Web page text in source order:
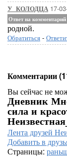
У_КОЛОДЦА 17-
Ответ на
родной.
Обратиться -
Комментарии
Вы сейчас не
Дневник
сила и
Лента друзей
Добавить в
Страницы: